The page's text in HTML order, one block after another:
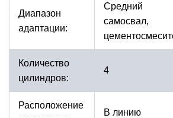
Диапазон
адаптации:
Средний
самосвал,
Количество
цилиндров:
4
Расположение
В линию